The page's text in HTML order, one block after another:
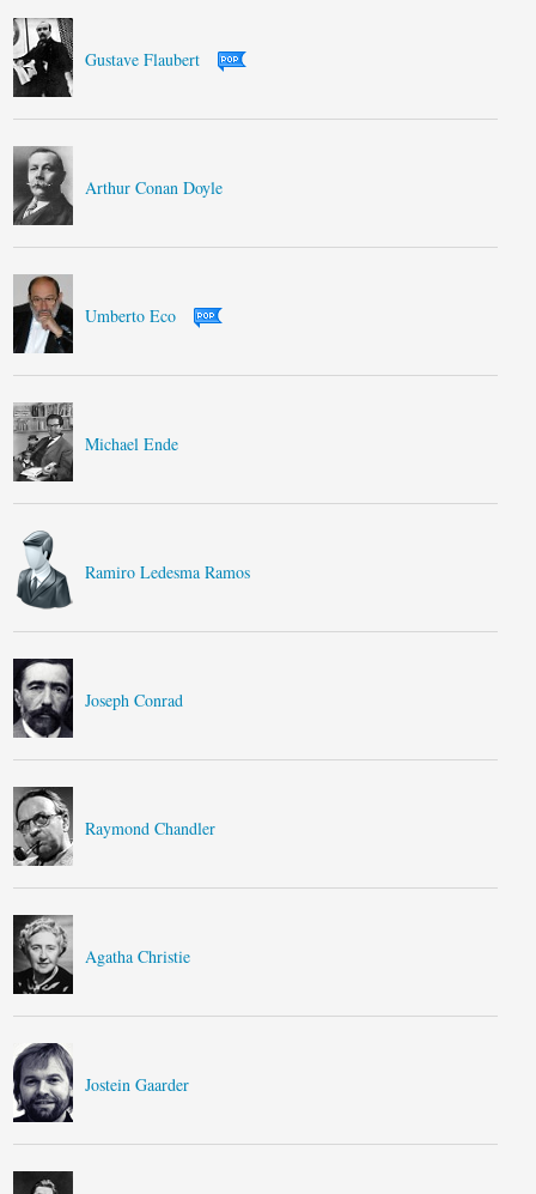
Gustave Flaubert
Arthur Conan Doyle
Umberto Eco
Michael Ende
Ramiro Ledesma Ramos
Joseph Conrad
Raymond Chandler
Agatha Christie
Jostein Gaarder